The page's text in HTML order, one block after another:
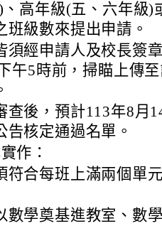
高年級(五、六年級)
班級數來提出申請。
須經申請人及校長簽
午5時前，掃瞄上傳
查後，預計113年8月
告核定通過名單。
作：
符合每班上滿兩個單
數學奠基進教室、數